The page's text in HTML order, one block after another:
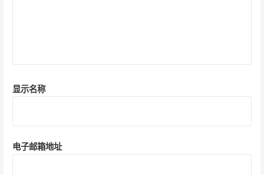
显示名称
电子邮箱地址